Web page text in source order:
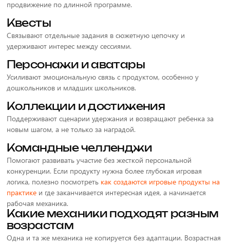
продвижение по длинной программе.
Квесты
Связывают отдельные задания в сюжетную цепочку и
удерживают интерес между сессиями.
Персонажи и аватары
Усиливают эмоциональную связь с продуктом, особенно у
дошкольников и младших школьников.
Коллекции и достижения
Поддерживают сценарии удержания и возвращают ребенка за
новым шагом, а не только за наградой.
Командные челленджи
Помогают развивать участие без жесткой персональной
конкуренции. Если продукту нужна более глубокая игровая
логика, полезно посмотреть как создаются игровые продукты на
практикеи где заканчивается интересная идея, а начинается
рабочая механика.
Какие механики подходят разным
возрастам
Одна и та же механика не копируется без адаптации. Возрастная